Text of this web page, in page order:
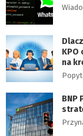
KPO
na
BNP